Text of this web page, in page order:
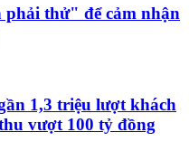
thử" để cảm nhận
1,3 triệu lượt khách
vượt 100 tỷ đồng